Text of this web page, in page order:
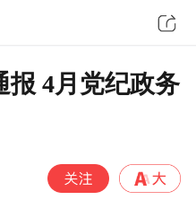
报 4月党纪政务